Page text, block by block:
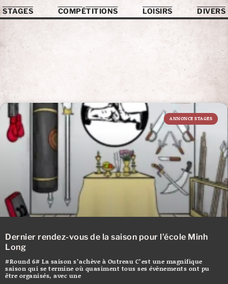
STAGES
COMPÉTITIONS LOISIRS DIVERS
ANNONCE STAGES
Dernier rendez-vous de la saison pour l’école Minh
Long
#Round 6# La saison s’achève à Outreau C’est une magnifique
saison qui se termine où quasiment tous ses évènements ont pu
être organisés, avec une